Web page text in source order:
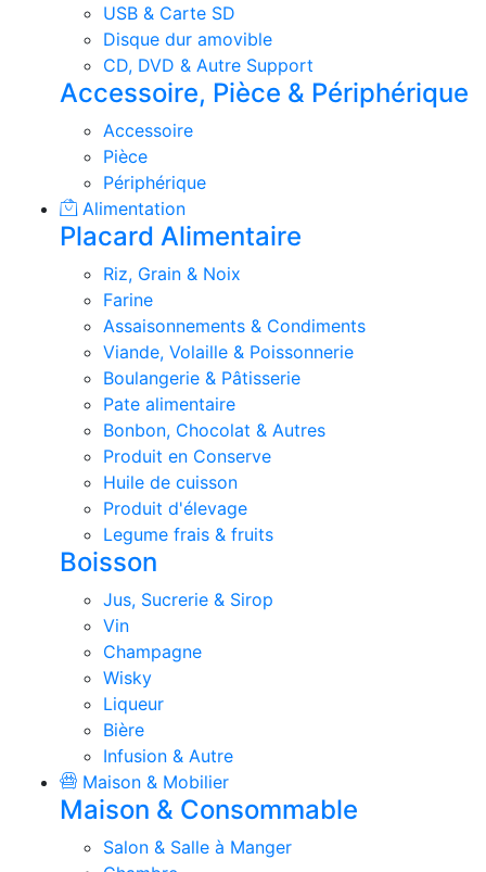
USB & Carte SD
Disque dur amovible
CD, DVD & Autre Support
Accessoire, Pièce & Périphérique
Accessoire
Pièce
Périphérique
Alimentation
Placard Alimentaire
Riz, Grain & Noix
Farine
Assaisonnements & Condiments
Viande, Volaille & Poissonnerie
Boulangerie & Pâtisserie
Pate alimentaire
Bonbon, Chocolat & Autres
Produit en Conserve
Huile de cuisson
Produit d'élevage
Legume frais & fruits
Boisson
Jus, Sucrerie & Sirop
Vin
Champagne
Wisky
Liqueur
Bière
Infusion & Autre
Maison & Mobilier
Maison & Consommable
Salon & Salle à Manger